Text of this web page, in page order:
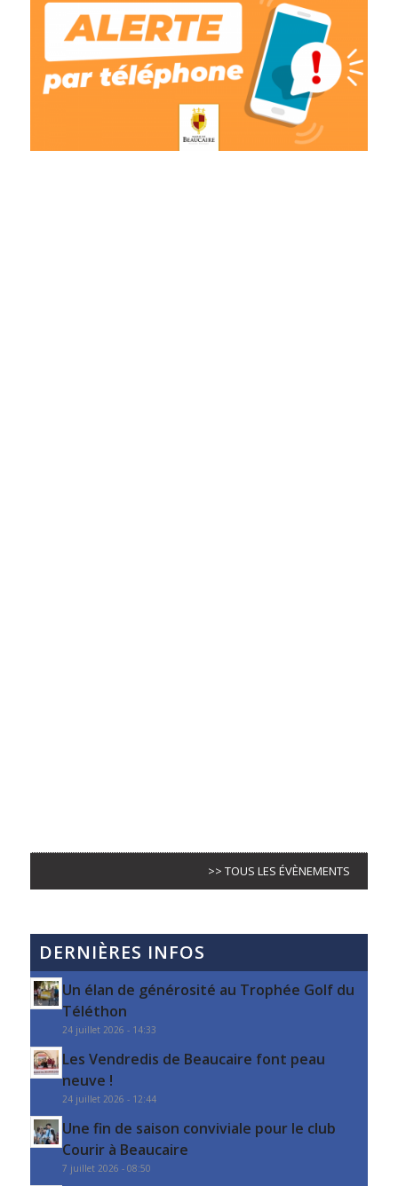
>> TOUS LES ÉVÈNEMENTS
DERNIÈRES INFOS
Un élan de générosité au Trophée Golf du
Téléthon
24 juillet 2026 - 14:33
Les Vendredis de Beaucaire font peau
neuve !
24 juillet 2026 - 12:44
Une fin de saison conviviale pour le club
Courir à Beaucaire
7 juillet 2026 - 08:50